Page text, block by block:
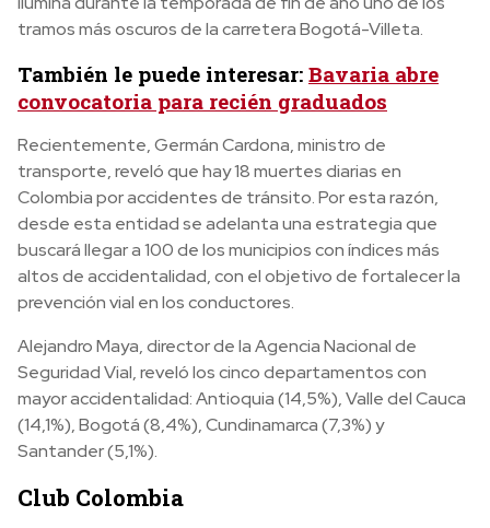
tramos más oscuros de la carretera Bogotá-Villeta.
También le puede interesar: Bavaria abre
convocatoria para recién graduados
Recientemente, Germán Cardona, ministro de
transporte, reveló que hay 18 muertes diarias en
Colombia por accidentes de tránsito. Por esta razón,
desde esta entidad se adelanta una estrategia que
buscará llegar a 100 de los municipios con índices más
altos de accidentalidad, con el objetivo de fortalecer la
prevención vial en los conductores.
Alejandro Maya, director de la Agencia Nacional de
Seguridad Vial, reveló los cinco departamentos con
mayor accidentalidad: Antioquia (14,5%), Valle del Cauca
(14,1%), Bogotá (8,4%), Cundinamarca (7,3%) y
Santander (5,1%).
Club Colombia